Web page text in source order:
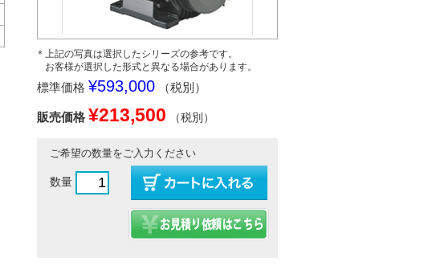
＊上記の写真は選択したシリーズの参考です。
お客様が選択した形式と異なる場合があります。
標準価格 ¥593,000 （税別）
販売価格 ¥213,500 （税別）
ご希望の数量をご入力ください
数量